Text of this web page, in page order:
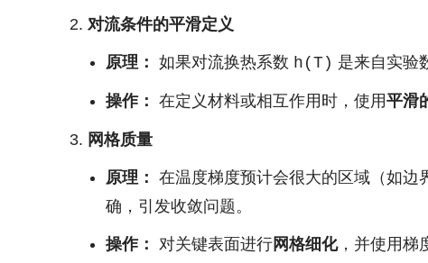
对流条件的平滑定义
原理： 如果对流换热系数 h(T) 是来自实验
操作： 在定义材料或相互作用时，使用平滑
网格质量
原理： 在温度梯度预计会很大的区域（如
确，引发收敛问题。
操作： 对关键表面进行网格细化，并使用梯